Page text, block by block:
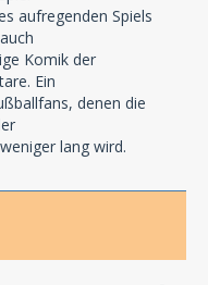
aufregenden Spiels
Komik der
Ein
denen die
lang wird.